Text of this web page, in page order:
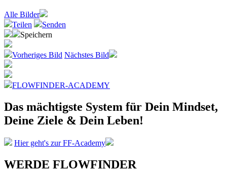
Alle Bilder
Teilen
Senden
Speichern
Vorheriges Bild Nächstes Bild
FLOWFINDER-ACADEMY
Das mächtigste System für Dein Mindset,
Deine Ziele & Dein Leben!
Hier geht's zur FF-Academy
WERDE FLOWFINDER